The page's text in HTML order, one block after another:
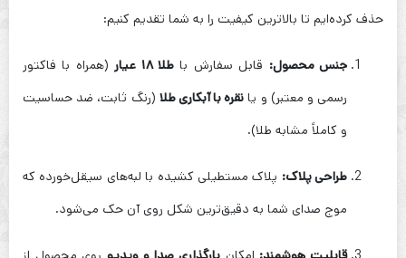
حذف کرده‌ایم تا بالاترین کیفیت را به شما تقدیم کنیم:
جنس محصول: قابل سفارش با طلا ۱۸ عیار
(همراه با فاکتور
رسمی و معتبر) و یا نقره با آبکاری طلا (رنگ ثابت، ضد حساسیت
و کاملاً مشابه طلا).
طراحی پلاک: پلاک مستطیلی کشیده با لبه‌های سیقل‌خورده که
موج صدای شما به دقیق‌ترین شکل روی آن حک می‌شود.